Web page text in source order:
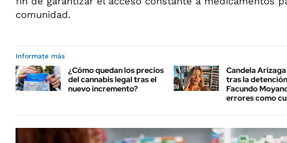
comunidad.
Informate más
¿Cómo quedan los precios
del cannabis legal tras el
nuevo incremento?
Candela
tras la
Facundo
errores como